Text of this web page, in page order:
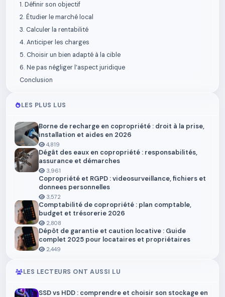
1. Définir son objectif
2. Étudier le marché local
3. Calculer la rentabilité
4. Anticiper les charges
5. Choisir un bien adapté à la cible
6. Ne pas négliger l’aspect juridique
Conclusion
LES PLUS LUS
Borne de recharge en copropriété : droit à la prise,
installation et aides en 2026
4,819
Dégât des eaux en copropriété : responsabilités,
assurance et démarches
3,961
Copropriété et RGPD : videosurveillance, fichiers et
donnees personnelles
3,572
Comptabilité de copropriété : plan comptable,
budget et trésorerie 2026
2,808
Dépôt de garantie et caution locative : Guide
complet 2025 pour locataires et propriétaires
2,449
LES LECTEURS ONT AUSSI LU
SSD vs HDD : comprendre et choisir son stockage en